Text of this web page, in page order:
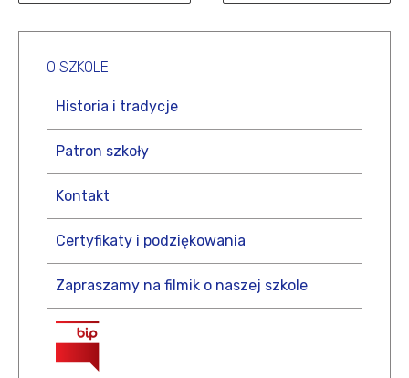
O SZKOLE
Historia i tradycje
Patron szkoły
Kontakt
Certyfikaty i podziękowania
Zapraszamy na filmik o naszej szkole